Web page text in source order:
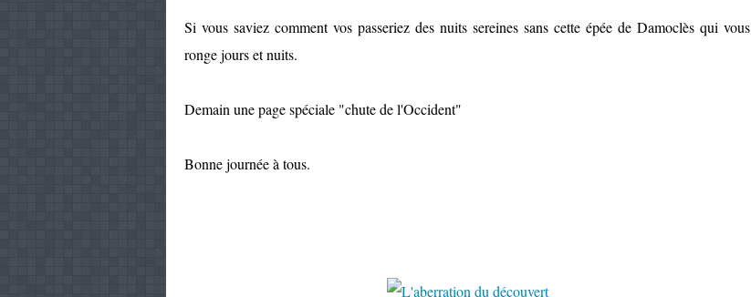
Si vous saviez comment vos passeriez des nuits sereines sans cette épée de Damoclès qui vous
ronge jours et nuits.
Demain une page spéciale "chute de l'Occident"
Bonne journée à tous.